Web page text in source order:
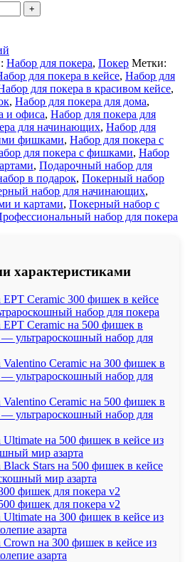
Набор для покера, Покер Метки:
для покера в кейсе, Набор для
для покера в красивом кейсе,
, Набор для покера для дома,
и офиса, Набор для покера для
для начинающих, Набор для
фишками, Набор для покера с
для покера с фишками, Набор
, Подарочный набор для
в подарок, Покерный набор
набор для начинающих,
и картами, Покерный набор с
набор для покера
характеристиками
EPT Ceramic 300 фишек в кейсе
набор для покера
EPT Ceramic на 500 фишек в
— ультрароскошный набор для
Valentino Ceramic на 300 фишек в
— ультрароскошный набор для
Valentino Ceramic на 500 фишек в
— ультрароскошный набор для
Ultimate на 500 фишек в кейсе из
мир азарта
Stars на 500 фишек в кейсе
мир азарта
фишек для покера v2
фишек для покера v2
Ultimate на 300 фишек в кейсе из
азарта
Crown на 300 фишек в кейсе из
азарта